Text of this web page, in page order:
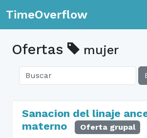
TimeOverflow
Ofertas mujer
Sanacion del linaje
materno
Oferta grupal